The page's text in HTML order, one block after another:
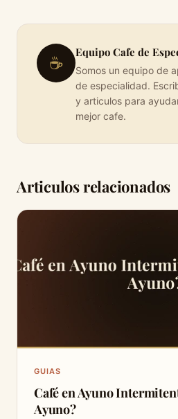
☕
Equipo Cafe de
Somos un equipo de
de especialidad.
y articulos para
mejor cafe.
Articulos relacionados
GUIAS
Café en Ayuno
Ayuno?